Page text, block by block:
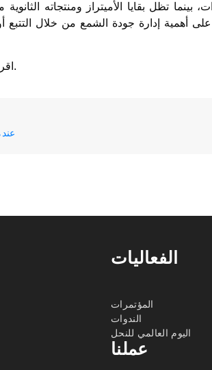
بينما تظل بقايا الأميتراز ومنتجاته
أهمية إدارة جودة الشمع من خلال التتبع
.
الفعاليات
المؤتمرات
الندوات
اليوم العالمي للنحل
عملنا